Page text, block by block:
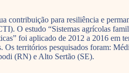
para resiliência e
O estudo “Sistemas agrícolas
foi aplicado de 2012 a 2016 em
Os territórios pesquisados foram:
(RN) e Alto Sertão (SE).